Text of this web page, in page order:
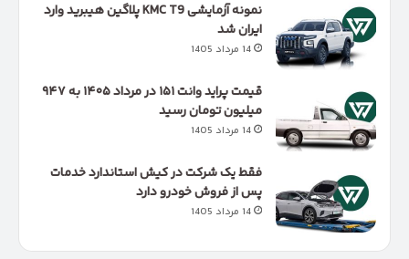
نمونه آزمایشی KMC T9 پلاگین هیبرید وارد
ایران شد
14 مرداد 1405
قیمت پراید وانت ۱۵۱ در مرداد ۱۴۰۵ به ۹۴۷
میلیون تومان رسید
14 مرداد 1405
فقط یک شرکت در کیش استاندارد خدمات
پس از فروش خودرو دارد
14 مرداد 1405